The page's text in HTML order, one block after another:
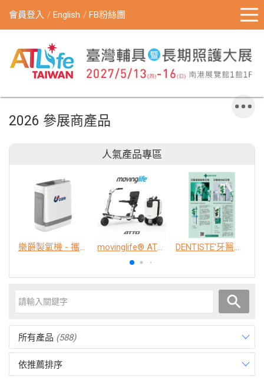
會員登入 English FB粉絲團
2026 參展商產品
人氣產品專區
樂爵製氧機 - 攜帶型 movinglife® ATTO新世代電動代步車 經典款 DENTISTE'牙醫選極敏感牙膏、抗蛀牙膏
所有產品 (588)
依推薦排序